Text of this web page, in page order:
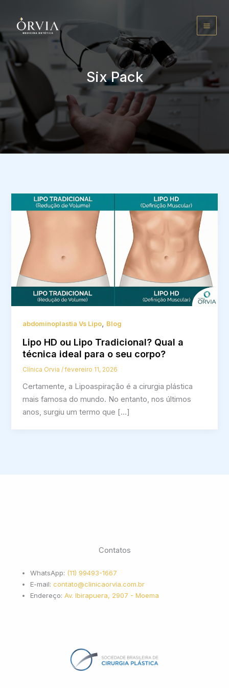
o
conteúdo
Six Pack
abdominoplastia Vs Lipo, Blog
Lipo HD ou Lipo Tradicional? Qual a
técnica ideal para o seu corpo?
Clínica Orvia /fevereiro 11, 2026
Certamente, a Lipoaspiração é a cirurgia plástica
mais famosa do mundo. No entanto, nos últimos
anos, surgiu um termo que […]
Contatos
WhatsApp: (11) 99493-1667
E-mail: contato@clinicaorvia.com.br
Endereço: Av. Ibirapuera, 2907 - Moema